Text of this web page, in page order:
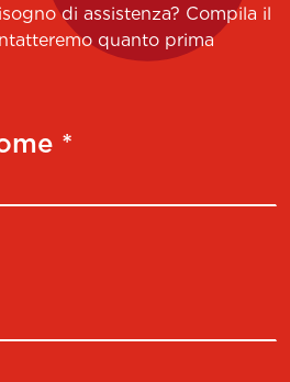
di assistenza? Compila il
quanto prima
*